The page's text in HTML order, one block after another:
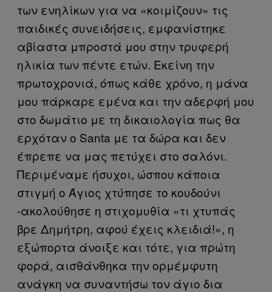
των ενηλίκων για να «κοιμίζουν» τις
παιδικές συνειδήσεις, εμφανίστηκε
αβίαστα μπροστά μου στην τρυφερή
ηλικία των πέντε ετών. Εκείνη την
πρωτοχρονιά, όπως κάθε χρόνο, η μάνα
μου πάρκαρε εμένα και την αδερφή μου
στο δωμάτιο με τη δικαιολογία πως θα
ερχόταν ο Santa με τα δώρα και δεν
έπρεπε να μας πετύχει στο σαλόνι.
Περιμέναμε ήσυχοι, ώσπου κάποια
στιγμή ο Άγιος χτύπησε το κουδούνι
-ακολούθησε η στιχομυθία «τι χτυπάς
βρε Δημήτρη, αφού έχεις κλειδιά!», η
εξώπορτα άνοιξε και τότε, για πρώτη
φορά, αισθάνθηκα την ορμέμφυτη
ανάγκη να συναντήσω τον άγιο δια